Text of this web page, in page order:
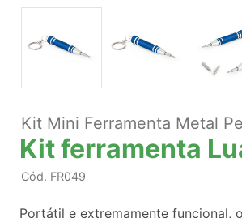
Kit Mini Ferramenta Metal
Kit ferramenta
Cód. FR049
Portátil e extremamente funcional,